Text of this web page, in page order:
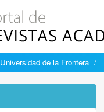
Universidad de la Frontera